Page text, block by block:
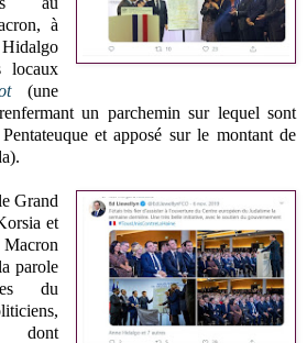
à
locaux
(une
un parchemin sur lequel sont
et apposé sur le montant de
Grand
et
parole
du
dont